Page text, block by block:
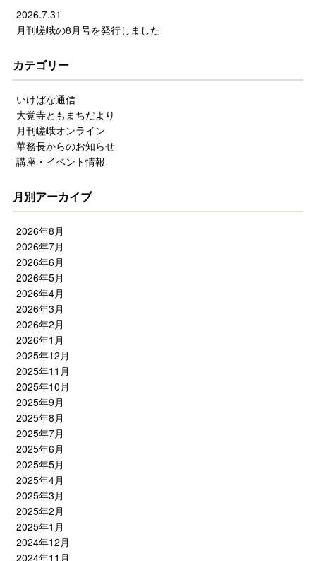
2026.7.31
月刊嵯峨の8月号を発行しました
カテゴリー
いけばな通信
大覚寺ともまちだより
月刊嵯峨オンライン
華務長からのお知らせ
講座・イベント情報
月別アーカイブ
2026年8月
2026年7月
2026年6月
2026年5月
2026年4月
2026年3月
2026年2月
2026年1月
2025年12月
2025年11月
2025年10月
2025年9月
2025年8月
2025年7月
2025年6月
2025年5月
2025年4月
2025年3月
2025年2月
2025年1月
2024年12月
2024年11月